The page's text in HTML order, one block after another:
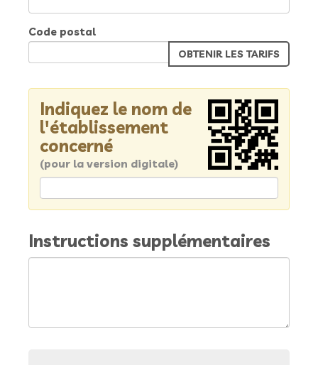
Code postal
Indiquez le nom de
l'établissement
concerné
(pour la version digitale)
Instructions supplémentaires